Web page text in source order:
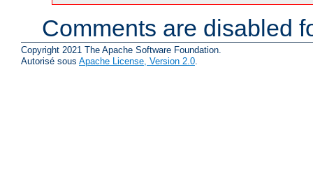
Comments are disabled
Copyright 2021 The Apache Software Foundation.
Autorisé sous Apache License, Version 2.0